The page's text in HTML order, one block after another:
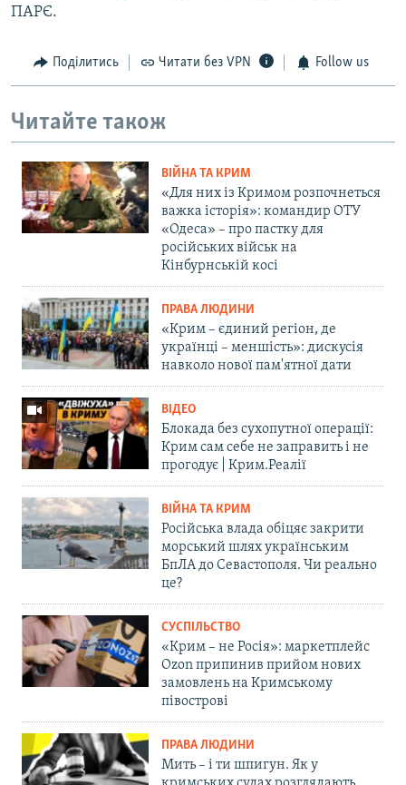
ПАРЄ.
Поділитись Читати без VPN Follow us
Читайте також
ВІЙНА ТА КРИМ
«Для них із Кримом розпочнеться
важка історія»: командир ОТУ
«Одеса» – про пастку для
російських військ на
Кінбурнській косі
ПРАВА ЛЮДИНИ
«Крим – єдиний регіон, де
українці – меншість»: дискусія
навколо нової пам'ятної дати
ВІДЕО
Блокада без сухопутної операції:
Крим сам себе не заправить і не
прогодує | Крим.Реалії
ВІЙНА ТА КРИМ
Російська влада обіцяє закрити
морський шлях українським
БпЛА до Севастополя. Чи реально
це?
СУСПІЛЬСТВО
«Крим – не Росія»: маркетплейс
Ozon припинив прийом нових
замовлень на Кримському
півострові
ПРАВА ЛЮДИНИ
Мить – і ти шпигун. Як у